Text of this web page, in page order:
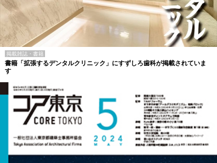
掲載雑誌・書籍
書籍「拡張するデンタルクリニック」にすずしろ歯科が掲載されていま
す